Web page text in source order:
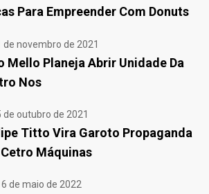
Para Empreender Com Donuts
de novembro de 2021
Mello Planeja Abrir Unidade Da
Nos
de outubro de 2021
Titto Vira Garoto Propaganda
Cetro Máquinas
de maio de 2022